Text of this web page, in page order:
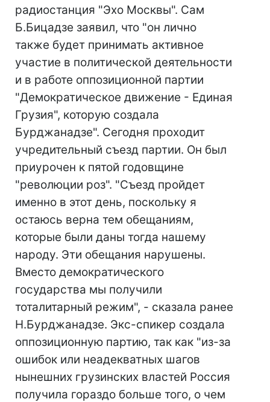
радиостанция "Эхо Москвы". Сам
Б.Бицадзе заявил, что "он лично
также будет принимать активное
участие в политической деятельности
и в работе оппозиционной партии
"Демократическое движение - Единая
Грузия", которую создала
Бурджанадзе". Сегодня проходит
учредительный съезд партии. Он был
приурочен к пятой годовщине
"революции роз". "Съезд пройдет
именно в этот день, поскольку я
остаюсь верна тем обещаниям,
которые были даны тогда нашему
народу. Эти обещания нарушены.
Вместо демократического
государства мы получили
тоталитарный режим", - сказала ранее
Н.Бурджанадзе. Экс-спикер создала
оппозиционную партию, так как "из-за
ошибок или неадекватных шагов
нынешних грузинских властей Россия
получила гораздо больше того, о чем